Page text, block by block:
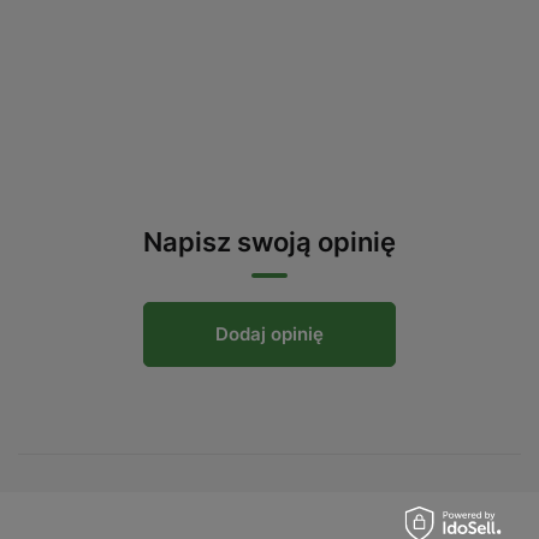
Napisz swoją opinię
Dodaj opinię